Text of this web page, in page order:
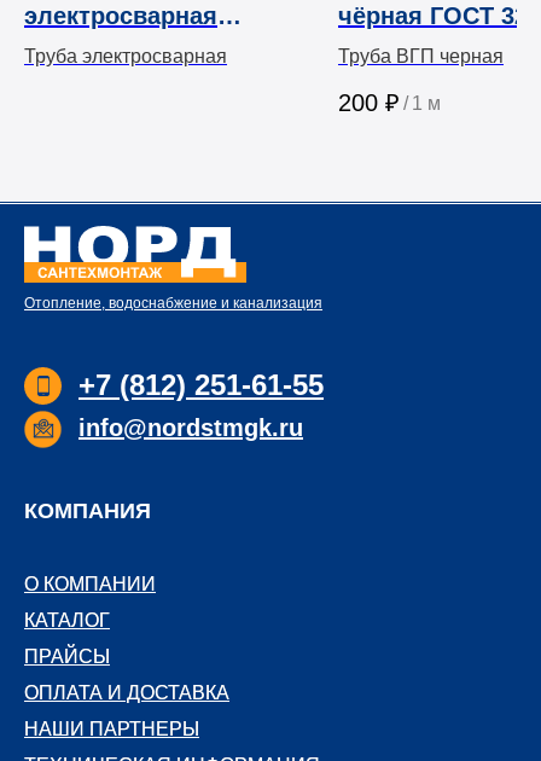
электросварная
черная ГОСТ 10704-91
Труба электросварная
чёрная ГОСТ
Труба ВГП черная
200 ₽ / 1 м
Отопление, водоснабжение и канализация
+7 (812) 251-61-55
info@nordstmgk.ru
О КОМПАНИИ
О КОМПАНИИ
КАТАЛОГ
КАТАЛОГ
ПРАЙСЫ
ПРАЙСЫ
ОПЛАТА И ДОСТАВКА
ОПЛАТА И ДОСТАВКА
КОМПАНИЯ
НАШИ ПАРТНЕРЫ
НАШИ ПАРТНЕРЫ